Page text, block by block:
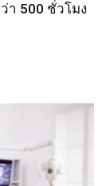
า 500 ชั่วโมง